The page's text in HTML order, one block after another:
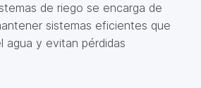
de riego se encarga de
sistemas eficientes que
agua y evitan pérdidas